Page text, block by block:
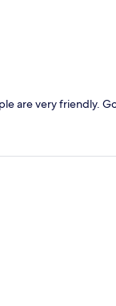
are very friendly.